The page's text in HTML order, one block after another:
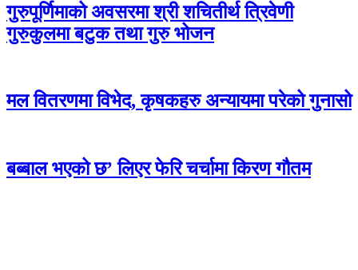
गुरुपूर्णिमाको अवसरमा श्री शचितीर्थ त्रिवेणी
गुरुकुलमा बटुक तथा गुरु भोजन
मल वितरणमा विभेद, कृषकहरु अन्यायमा परेको गुनासो
बब्बाल भएको छ’ लिएर फेरि चर्चामा किरण गौतम